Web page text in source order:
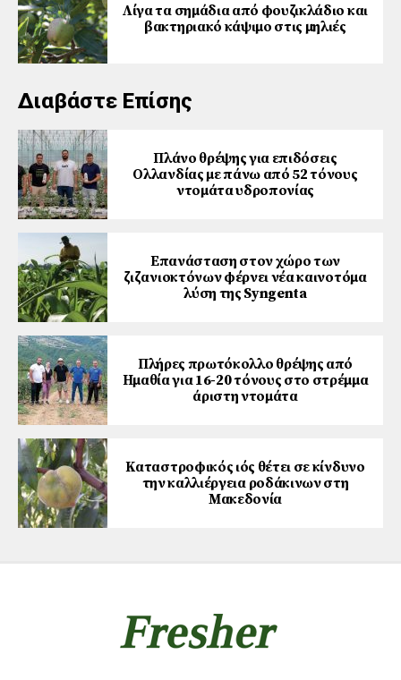
Λίγα τα σημάδια από φουζικλάδιο και
βακτηριακό κάψιμο στις μηλιές
Διαβάστε Επίσης
Πλάνο θρέψης για επιδόσεις
Ολλανδίας με πάνω από 52 τόνους
ντομάτα υδροπονίας
Επανάσταση στον χώρο των
ζιζανιοκτόνων φέρνει νέα καινοτόμα
λύση της Syngenta
Πλήρες πρωτόκολλο θρέψης από
Ημαθία για 16-20 τόνους στο στρέμμα
άριστη ντομάτα
Καταστροφικός ιός θέτει σε κίνδυνο
την καλλιέργεια ροδάκινων στη
Μακεδονία